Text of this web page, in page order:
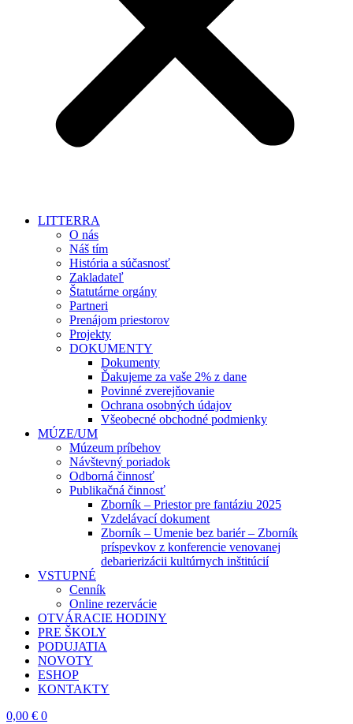
LITTERRA
O nás
Náš tím
História a súčasnosť
Zakladateľ
Štatutárne orgány
Partneri
Prenájom priestorov
Projekty
DOKUMENTY
Dokumenty
Ďakujeme za vaše 2% z dane
Povinné zverejňovanie
Ochrana osobných údajov
Všeobecné obchodné podmienky
MÚZE/UM
Múzeum príbehov
Návštevný poriadok
Odborná činnosť
Publikačná činnosť
Zborník – Priestor pre fantáziu 2025
Vzdelávací dokument
Zborník – Umenie bez bariér – Zborník
príspevkov z konferencie venovanej
debarierizácii kultúrnych inštitúcií
VSTUPNÉ
Cenník
Online rezervácie
OTVÁRACIE HODINY
PRE ŠKOLY
PODUJATIA
NOVOTY
ESHOP
KONTAKTY
0,00 € 0